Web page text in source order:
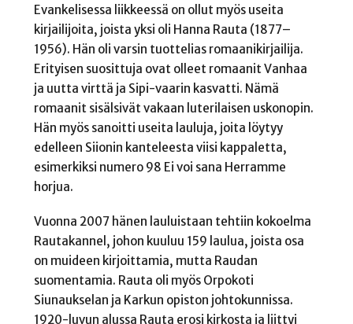
Evankelisessa liikkeessä on ollut myös useita
kirjailijoita, joista yksi oli Hanna Rauta (1877–
1956). Hän oli varsin tuottelias romaanikirjailija.
Erityisen suosittuja ovat olleet romaanit Vanhaa
ja uutta virttä ja Sipi-vaarin kasvatti. Nämä
romaanit sisälsivät vakaan luterilaisen uskonopin.
Hän myös sanoitti useita lauluja, joita löytyy
edelleen Siionin kanteleesta viisi kappaletta,
esimerkiksi numero 98 Ei voi sana Herramme
horjua.
Vuonna 2007 hänen lauluistaan tehtiin kokoelma
Rautakannel, johon kuuluu 159 laulua, joista osa
on muideen kirjoittamia, mutta Raudan
suomentamia. Rauta oli myös Orpokoti
Siunaukselan ja Karkun opiston johtokunnissa.
1920-luvun alussa Rauta erosi kirkosta ja liittyi